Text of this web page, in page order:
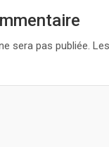
sera pas publiée.